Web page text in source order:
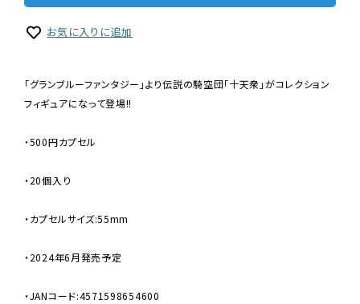
お気に入りに追加
「グランブルーファンタジー」より伝説の騎空団「十天衆」がコレクション
フィギュアになって登場!!
・500円カプセル
・20個入り
・カプセルサイズ:55mm
・2024年6月発売予定
・JANコード:4571598654600